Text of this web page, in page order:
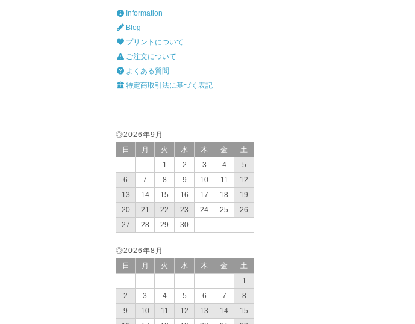
Information
Blog
プリントについて
ご注文について
よくある質問
特定商取引法に基づく表記
◎2026年9月
日
月 火 水 木 金
土
1
2 3 4
5
6
7 8 9 10 11
12
13
14 15 16 17 18
19
20
21 22 23 24 25
26
27
28 29 30
◎2026年8月
日
月 火 水 木 金
土
1
2
3 4 5 6 7
8
9
10 11 12 13 14
15